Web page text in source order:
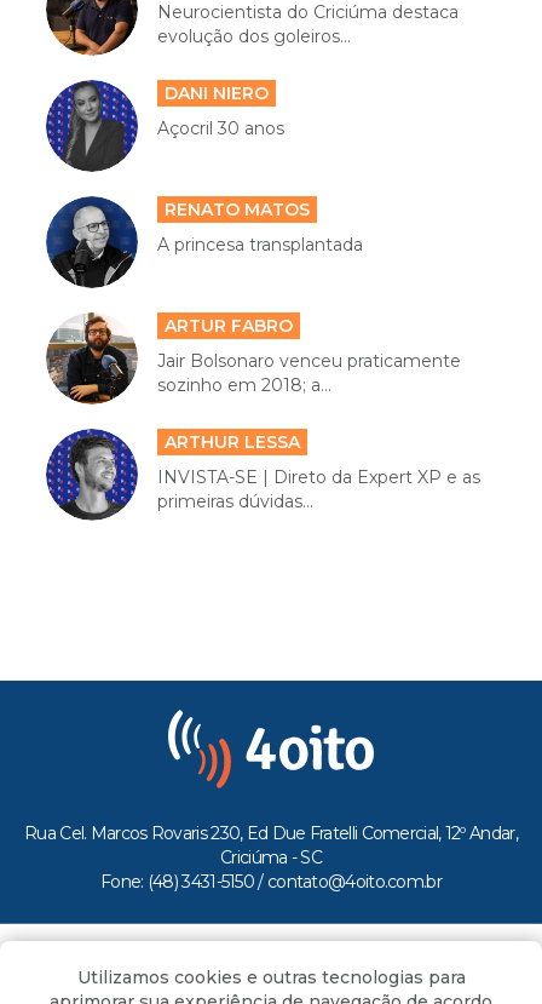
Neurocientista do Criciúma destaca
evolução dos goleiros...
DANI NIERO
Açocril 30 anos
RENATO MATOS
A princesa transplantada
ARTUR FABRO
Jair Bolsonaro venceu praticamente
sozinho em 2018; a...
ARTHUR LESSA
INVISTA-SE | Direto da Expert XP e as
primeiras dúvidas...
Rua Cel. Marcos Rovaris 230, Ed Due Fratelli Comercial, 12º Andar,
Criciúma - SC
Fone: (48) 3431-5150 / contato@4oito.com.br
Todos os direitos reservados ao Portal 4oito
Utilizamos cookies e outras tecnologias para